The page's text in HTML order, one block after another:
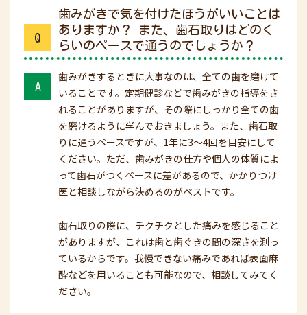
Q
歯みがきで気を付けたほうがいいことは
ありますか？ また、歯石取りはどのく
らいのペースで通うのでしょうか？
A
歯みがきするときに大事なのは、全ての歯を磨けて
いることです。定期健診などで歯みがきの指導をさ
れることがありますが、その際にしっかり全ての歯
を磨けるように学んでおきましょう。また、歯石取
りに通うペースですが、1年に3～4回を目安にして
ください。ただ、歯みがきの仕方や個人の体質によ
って歯石がつくペースに差があるので、かかりつけ
医と相談しながら決めるのがベストです。
歯石取りの際に、チクチクとした痛みを感じること
がありますが、これは歯と歯ぐきの間の深さを測っ
ているからです。我慢できない痛みであれば表面麻
酔などを用いることも可能なので、相談してみてく
ださい。